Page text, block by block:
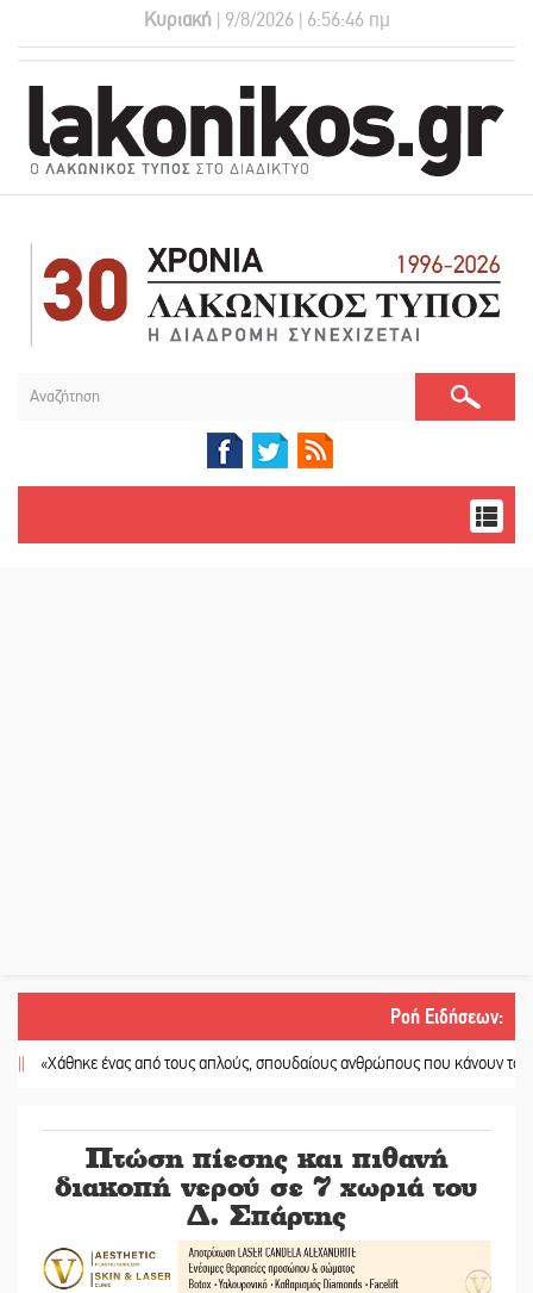
Κυριακή | 9/8/2026 | 6:56:47 πμ
Ροή Ειδήσεων:
ένας από τους απλούς, σπουδαίους ανθρώπους που κάνουν τον κόσμο
Πτώση πίεσης και πιθανή
διακοπή νερού σε 7 χωριά του
Δ. Σπάρτης